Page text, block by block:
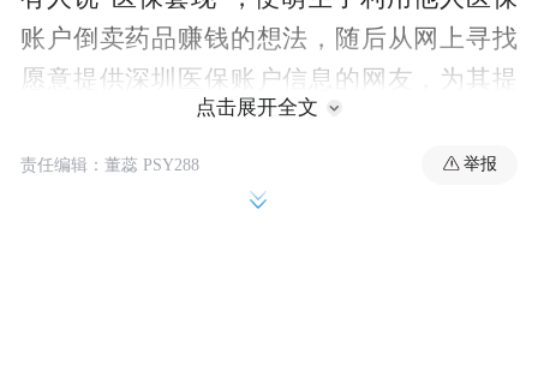
账户倒卖药品赚钱的想法，随后从网上寻找
愿意提供深圳医保账户信息的网友，为其提
供“医保套现”服务。2023年2月至2024年7月
期间，李某利用从网友处获取的医保账户信
息，频繁冒名前往深圳市多家医院、药店就
点击展开全文
责任编辑：董蕊 PSY288 举报